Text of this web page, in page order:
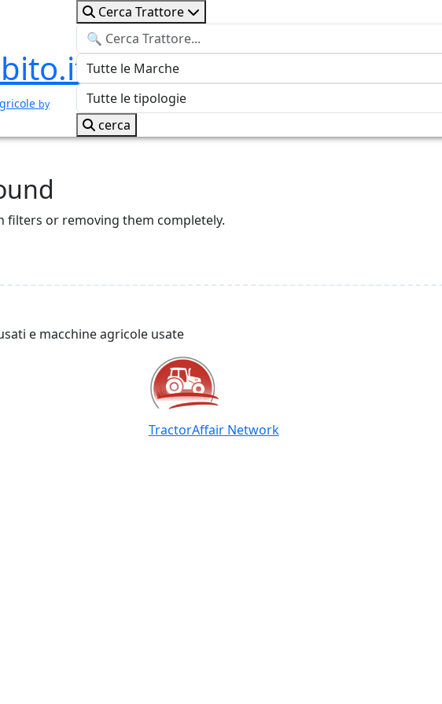
by
Cerca Trattore
cerca
filters or removing them completely.
e macchine agricole usate
TractorAffair Network